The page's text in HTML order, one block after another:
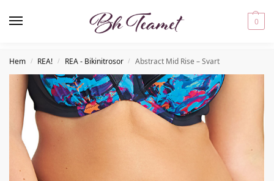
0
Hem / REA! / REA - Bikinitrosor / Abstract Mid Rise – Svart